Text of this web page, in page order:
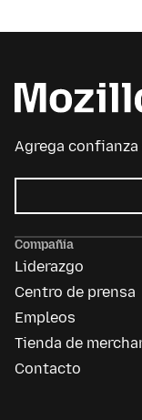
Agrega
Compañía
Liderazgo
Centro de prensa
Empleos
Tienda de
Contacto